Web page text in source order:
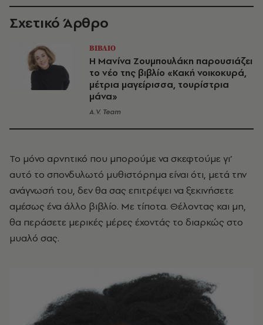
Σχετικό Άρθρο
ΒΙΒΛΙΟ
Η Μανίνα Ζουμπουλάκη παρουσιάζει
το νέο της βιβλίο «Κακή νοικοκυρά,
μέτρια μαγείρισσα, τουρίστρια
μάνα»
A.V. Team
Το μόνο αρνητικό που μπορούμε να σκεφτούμε γι’
αυτό το σπονδυλωτό μυθιστόρημα είναι ότι, μετά την
ανάγνωσή του, δεν θα σας επιτρέψει να ξεκινήσετε
αμέσως ένα άλλο βιβλίο. Με τίποτα. Θέλοντας και μη,
θα περάσετε μερικές μέρες έχοντάς το διαρκώς στο
μυαλό σας.